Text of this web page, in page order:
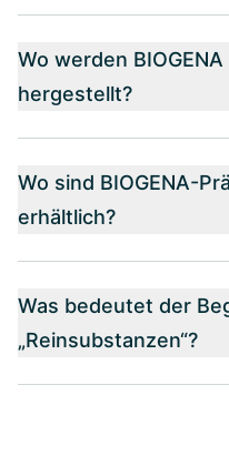
Wo werden
hergestellt?
Wo sind BIOGENA-
erhältlich?
Was bedeutet der
„Reinsubstanzen“?